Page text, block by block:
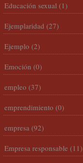
Educación sexual (1)
Ejemplaridad (27)
Ejemplo (2)
Emoción (0)
empleo (37)
emprendimiento (0)
empresa (92)
Empresa responsable (11)